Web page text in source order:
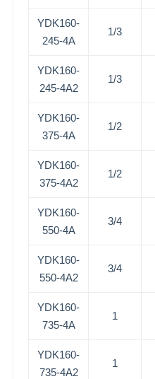
YDK160-
245-4A
1/3
YDK160-
245-4A2
1/3
YDK160-
375-4A
1/2
YDK160-
375-4A2
1/2
YDK160-
550-4A
3/4
YDK160-
550-4A2
3/4
YDK160-
735-4A
1
YDK160-
735-4A2
1